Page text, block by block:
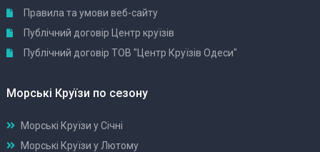
Правила та умови веб-сайту
Публічний договір Центр круїзів
Публічний договір ТОВ "Центр Круїзів Одеси"
Морські Круїзи по сезону
Морські Круїзи у Січні
Морські Круїзи у Лютому